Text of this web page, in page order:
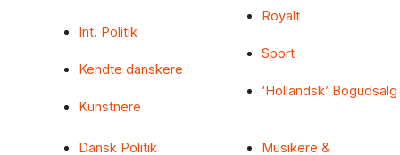
Int. Politik
Kendte danskere
Kunstnere
Royalt
Sport
‘Hollandsk’ Bogudsalg
Dansk Politik
Musikere &